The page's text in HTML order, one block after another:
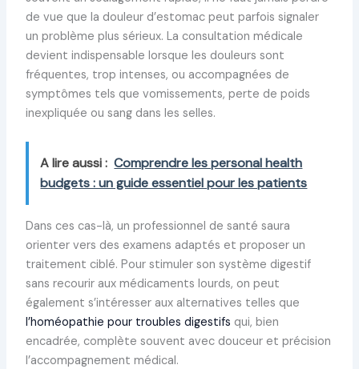
de vue que la douleur d’estomac peut parfois signaler
un problème plus sérieux. La consultation médicale
devient indispensable lorsque les douleurs sont
fréquentes, trop intenses, ou accompagnées de
symptômes tels que vomissements, perte de poids
inexpliquée ou sang dans les selles.
A lire aussi : Comprendre les personal health
budgets : un guide essentiel pour les patients
Dans ces cas-là, un professionnel de santé saura
orienter vers des examens adaptés et proposer un
traitement ciblé. Pour stimuler son système digestif
sans recourir aux médicaments lourds, on peut
également s’intéresser aux alternatives telles que
l’homéopathie pour troubles digestifs qui, bien
encadrée, complète souvent avec douceur et précision
l’accompagnement médical.